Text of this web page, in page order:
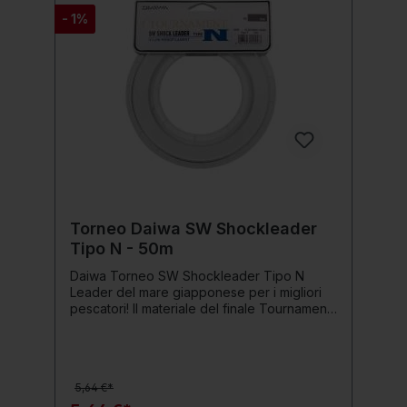
- 1%
Torneo Daiwa SW Shockleader
Tipo N - 50m
Daiwa Torneo SW Shockleader Tipo N
Leader del mare giapponese per i migliori
pescatori! Il materiale del finale Tournament
nonostante il suo grosso diametro, facile da
5,64 €*